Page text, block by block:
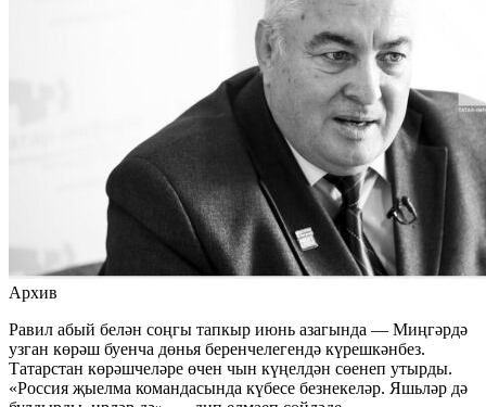
Архив
Равил абый белән соңгы тапкыр июнь азагында — Миңгәрдә
узган көрәш буенча дөнья беренчелегендә күрешкәнбез.
Татарстан көрәшчеләре өчен чын күңелдән сөенеп утырды.
«Россия җыелма командасында күбесе безнекеләр. Яшьләр дә